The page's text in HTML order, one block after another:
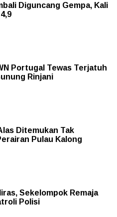
Diguncang Gempa, Kali
Portugal Tewas Terjatuh
Rinjani
Ditemukan Tak
Pulau Kalong
Sekelompok Remaja
Polisi